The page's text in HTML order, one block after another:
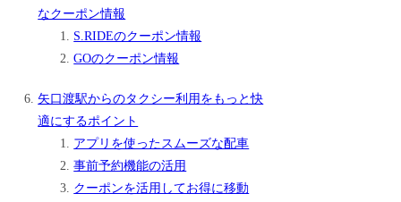
なクーポン情報
S.RIDEのクーポン情報
GOのクーポン情報
矢口渡駅からのタクシー利用をもっと快
適にするポイント
アプリを使ったスムーズな配車
事前予約機能の活用
クーポンを活用してお得に移動